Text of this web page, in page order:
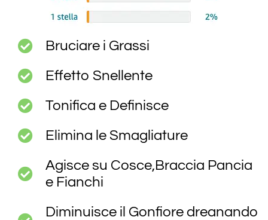
Bruciare i Grassi
Effetto Snellente
Tonifica e Definisce
Elimina le Smagliature
Agisce su Cosce,Braccia Pancia
e Fianchi
Diminuisce il Gonfiore dreanando